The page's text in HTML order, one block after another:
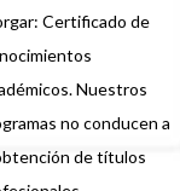
Certificado de
Nuestros
no conducen a
de títulos